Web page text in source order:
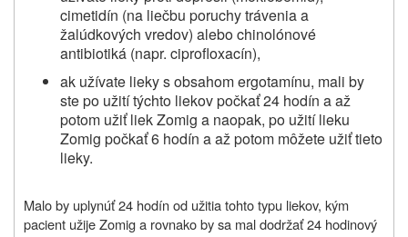
cimetidín (na liečbu poruchy trávenia a
žalúdkových vredov) alebo chinolónové
antibiotiká (napr. ciprofloxacín),
ak užívate lieky s obsahom ergotamínu, mali by
ste po užití týchto liekov počkať 24 hodín a až
potom užiť liek Zomig a naopak, po užití lieku
Zomig počkať 6 hodín a až potom môžete užiť tieto
lieky.
Malo by uplynúť 24 hodín od užitia tohto typu liekov, kým
pacient užije Zomig a rovnako by sa mal dodržať 24 hodinový